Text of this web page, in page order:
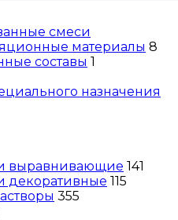
смеси
материалы 8
составы 1
назначения
выравнивающие 141
декоративные 115
355